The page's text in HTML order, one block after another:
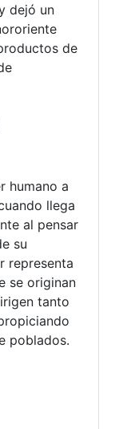
dejó un
de
humano a
llega
al pensar
su
representa
se originan
tanto
poblados.